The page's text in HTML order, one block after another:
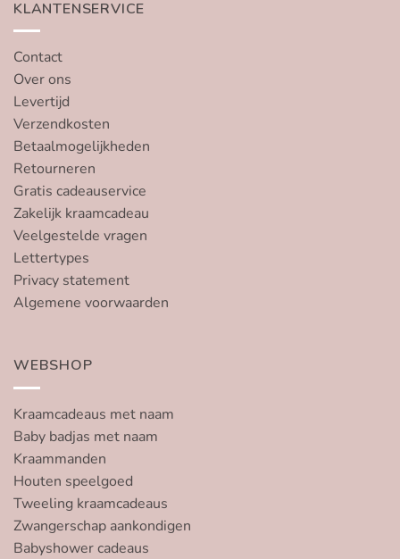
KLANTENSERVICE
Contact
Over ons
Levertijd
Verzendkosten
Betaalmogelijkheden
Retourneren
Gratis cadeauservice
Zakelijk kraamcadeau
Veelgestelde vragen
Lettertypes
Privacy statement
Algemene voorwaarden
WEBSHOP
Kraamcadeaus met naam
Baby badjas met naam
Kraammanden
Houten speelgoed
Tweeling kraamcadeaus
Zwangerschap aankondigen
Babyshower cadeaus